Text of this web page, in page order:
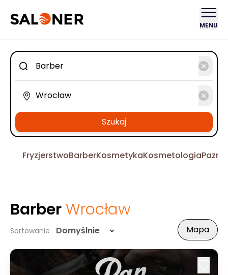
MENU
Szukaj
FryzjerstwoBarberKosmetykaKosmetologia
Barber Wrocław
Sortowanie Domyślnie Mapa